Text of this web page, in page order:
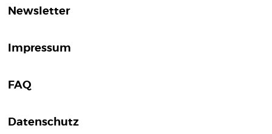
Newsletter
Impressum
FAQ
Datenschutz